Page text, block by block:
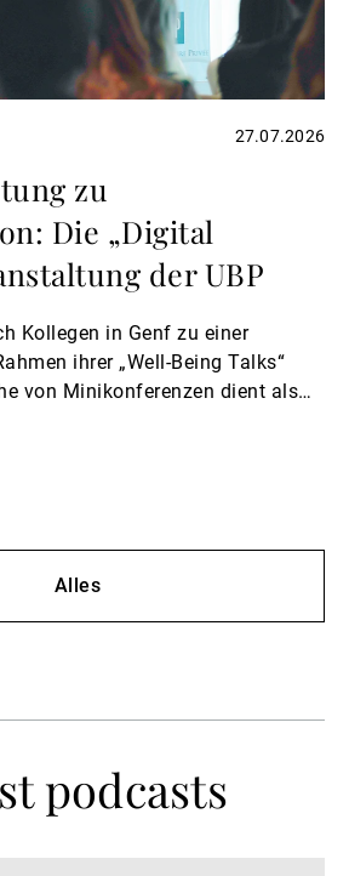
27.07.2026
zu
Die „Digital
der UBP
Kollegen in Genf zu einer
ihrer „Well-Being Talks“
von Minikonferenzen dient als
helfen soll, auf ihre
Gesundheit zu achten.
Alles
podcasts